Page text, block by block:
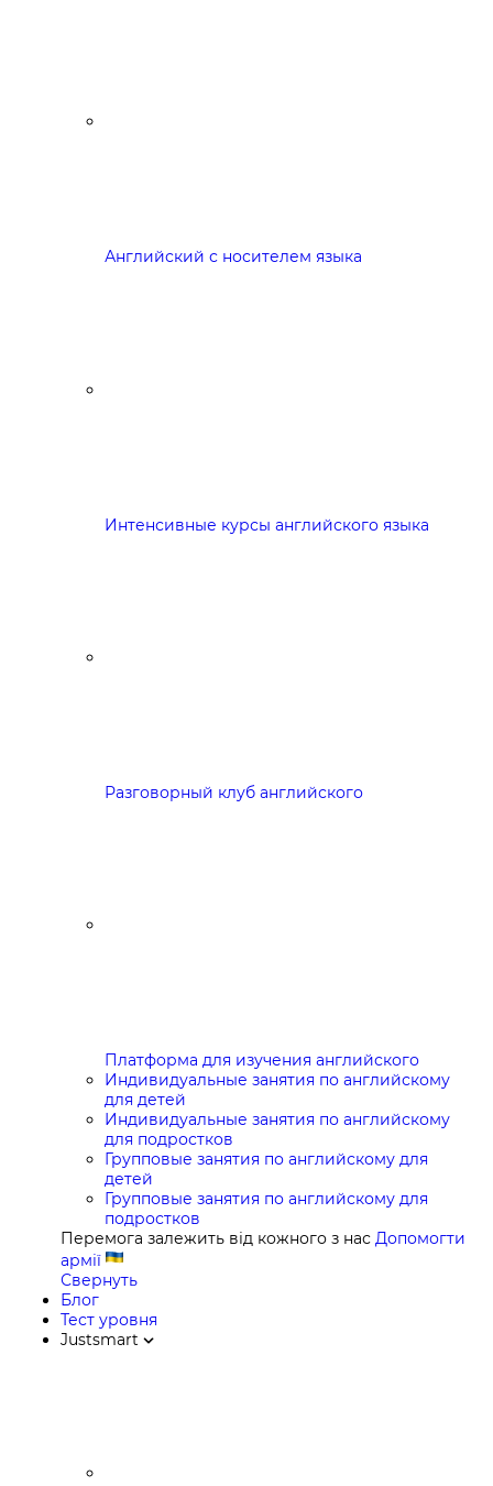
Английский с носителем языка
Интенсивные курсы английского языка
Разговорный клуб английского
Платформа для изучения английского
Индивидуальные занятия по английскому
для детей
Индивидуальные занятия по английскому
для подростков
Групповые занятия по английскому для
детей
Групповые занятия по английскому для
подростков
Перемога залежить від кожного з нас Допомогти
армії
Свернуть
Блог
Тест уровня
Justsmart